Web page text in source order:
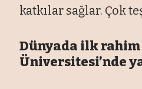
katkılar sağlar. Çok
Dünyada ilk
Üniversitesi’nde